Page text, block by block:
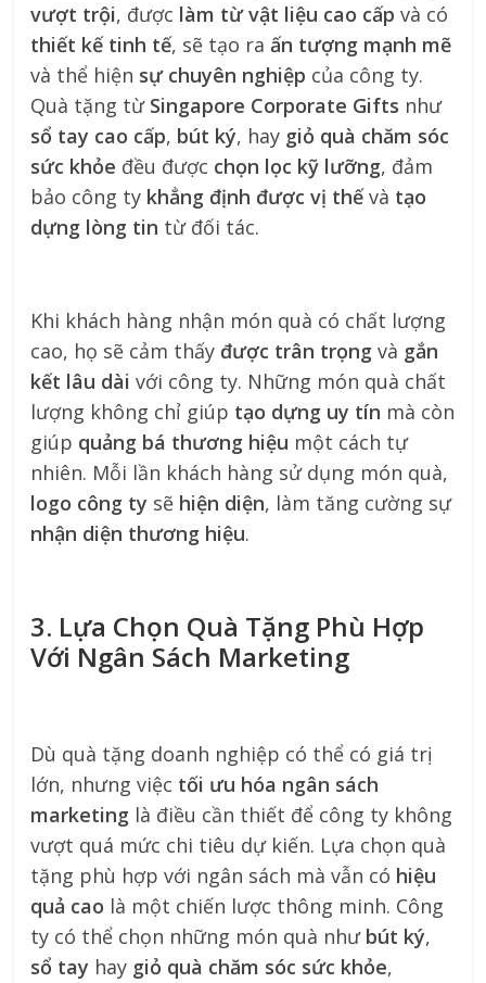
vượt trội, được làm từ vật liệu cao cấp và có
thiết kế tinh tế, sẽ tạo raấn tượng mạnh mẽ
và thể hiện sự chuyên nghiệp của công ty.
Quà tặng từ Singapore Corporate Gifts như
sổ tay cao cấp, bút ký, hay giỏ quà chăm sóc
sức khỏe đều được chọn lọc kỹ lưỡng, đảm
bảo công ty khẳng định được vị thếvà tạo
dựng lòng tin từ đối tác.
Khi khách hàng nhận món quà có chất lượng
cao, họ sẽ cảm thấy được trân trọng và gắn
kết lâu dài với công ty. Những món quà chất
lượng không chỉ giúp tạo dựng uy tín mà còn
giúp quảng bá thương hiệu một cách tự
nhiên. Mỗi lần khách hàng sử dụng món quà,
logo công ty sẽ hiện diện, làm tăng cường sự
nhận diện thương hiệu.
3. Lựa Chọn Quà Tặng Phù Hợp
Với Ngân Sách Marketing
Dù quà tặng doanh nghiệp có thể có giá trị
lớn, nhưng việc tối ưu hóa ngân sách
marketing là điều cần thiết để công ty không
vượt quá mức chi tiêu dự kiến. Lựa chọn quà
tặng phù hợp với ngân sách mà vẫn có hiệu
quả cao là một chiến lược thông minh. Công
ty có thể chọn những món quà như bút ký,
sổ tay hay giỏ quà chăm sóc sức khỏe,